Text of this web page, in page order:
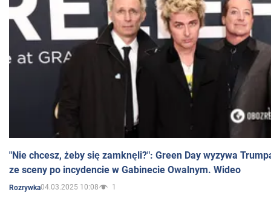
"Nie chcesz, żeby się zamknęli?": Green Day wyzywa
ze sceny po incydencie w Gabinecie Owalnym. Wideo
Rozrywka04.03.2025 10:08 1